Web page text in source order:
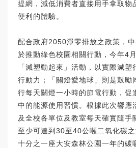
提網，減低消費者直接用手拿取物
便利的體驗。
配合政府2050淨零排放之政策，
於推動綠色校園相關行動，今年4
「減塑動起來」活動，以實際減
行動力；「關燈愛地球」則是鼓勵
行每天關燈一小時的節電行動，促
中的能源使用習慣。根據此次響應
及全校各單位及教室每天確實隨手
至少可達到30至40公噸二氧化碳
十分之一座大安森林公園一年的碳